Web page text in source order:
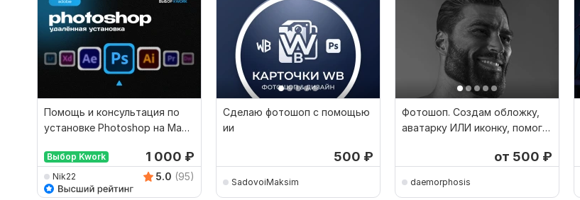
Помощь и консультация по
установке Photoshop на Mac
Выбор Kwork 1 000 ₽
Nik22 5.0 (95)
Сделаю фотошоп с помощью
ии
500 ₽
SadovoiMaksim
Фотошоп. Создам обложку,
аватарку ИЛИ иконку, помогу
от 500 ₽
daemorphosis